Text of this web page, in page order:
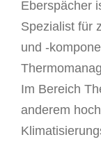
Eberspächer
Spezialist für
und -
Im Bereich
anderem